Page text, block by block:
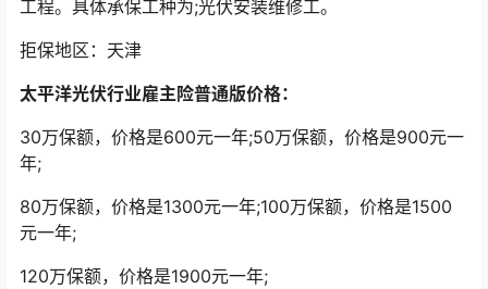
工程。具体承保工种为;光伏安装维修工。
拒保地区：天津
太平洋光伏行业雇主险普通版价格：
30万保额，价格是600元一年;50万保额，价格是900元一
年;
80万保额，价格是1300元一年;100万保额，价格是1500
元一年;
120万保额，价格是1900元一年;